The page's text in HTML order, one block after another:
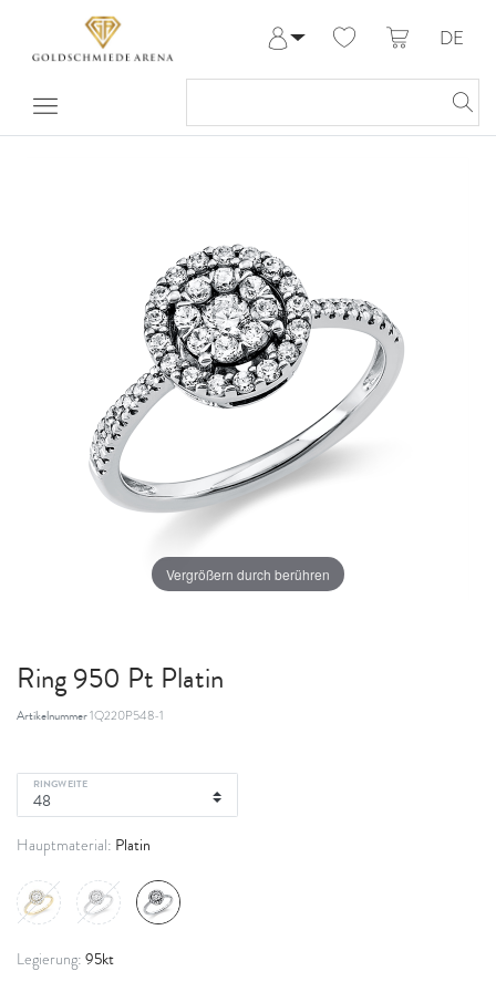
Meine Bestellungen
DE
Vergrößern durch berühren
Ring 950 Pt Platin
Artikelnummer1Q220P548-1
RINGWEITE
Hauptmaterial: Platin
Legierung: 95kt